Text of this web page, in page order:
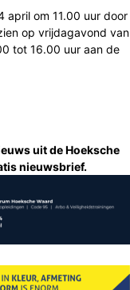
april om 11.00 uur door
op vrijdagavond van
tot 16.00 uur aan de
uit de Hoeksche
nieuwsbrief.